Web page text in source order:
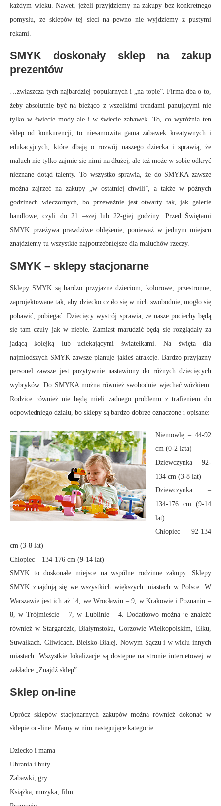
każdym wieku. Nawet, jeżeli przyjdziemy na zakupy bez konkretnego
pomysłu, ze sklepów tej sieci na pewno nie wyjdziemy z pustymi
rękami.
SMYK doskonały sklep na zakup
prezentów
…zwłaszcza tych najbardziej popularnych i „na topie”. Firma dba o to,
żeby absolutnie być na bieżąco z wszelkimi trendami panującymi nie
tylko w świecie mody ale i w świecie zabawek. To, co wyróżnia ten
sklep od konkurencji, to niesamowita gama zabawek kreatywnych i
edukacyjnych, które dbają o rozwój naszego dziecka i sprawią, że
maluch nie tylko zajmie się nimi na dłużej, ale też może w sobie odkryć
nieznane dotąd talenty. To wszystko sprawia, że do SMYKA zawsze
można zajrzeć na zakupy „w ostatniej chwili”, a także w późnych
godzinach wieczornych, bo przeważnie jest otwarty tak, jak galerie
handlowe, czyli do 21 –szej lub 22-giej godziny. Przed Świętami
SMYK przeżywa prawdziwe oblężenie, ponieważ w jednym miejscu
znajdziemy tu wszystkie najpotrzebniejsze dla maluchów rzeczy.
SMYK – sklepy stacjonarne
Sklepy SMYK są bardzo przyjazne dzieciom, kolorowe, przestronne,
zaprojektowane tak, aby dziecko czuło się w nich swobodnie, mogło się
pobawić, pobiegać. Dziecięcy wystrój sprawia, że nasze pociechy będą
się tam czuły jak w niebie. Zamiast marudzić będą się rozglądały za
jadącą kolejką lub uciekającymi światełkami. Na święta dla
najmłodszych SMYK zawsze planuje jakieś atrakcje. Bardzo przyjazny
personel zawsze jest pozytywnie nastawiony do różnych dziecięcych
wybryków. Do SMYKA można również swobodnie wjechać wózkiem.
Rodzice również nie będą mieli żadnego problemu z trafieniem do
odpowiedniego działu, bo sklepy są bardzo dobrze oznaczone i opisane:
Niemowlę – 44-92
cm (0-2 lata)
Dziewczynka – 92-
134 cm (3-8 lat)
Dziewczynka –
134-176 cm (9-14
lat)
Chłopiec – 92-134
cm (3-8 lat)
Chłopiec – 134-176 cm (9-14 lat)
SMYK to doskonałe miejsce na wspólne rodzinne zakupy. Sklepy
SMYK znajdują się we wszystkich większych miastach w Polsce. W
Warszawie jest ich aż 14, we Wrocławiu – 9, w Krakowie i Poznaniu –
8, w Trójmieście – 7, w Lublinie – 4. Dodatkowo można je znaleźć
również w Stargardzie, Białymstoku, Gorzowie Wielkopolskim, Ełku,
Suwałkach, Gliwicach, Bielsko-Białej, Nowym Sączu i w wielu innych
miastach. Wszystkie lokalizacje są dostępne na stronie internetowej w
zakładce „Znajdź sklep”.
Sklep on-line
Oprócz sklepów stacjonarnych zakupów można również dokonać w
sklepie on-line. Mamy w nim następujące kategorie:
Dziecko i mama
Ubrania i buty
Zabawki, gry
Książka, muzyka, film,